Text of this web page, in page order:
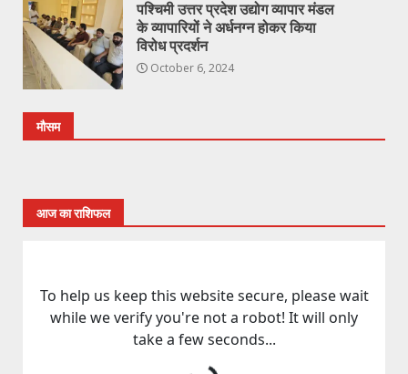
पश्चिमी उत्तर प्रदेश उद्योग व्यापार मंडल
के व्यापारियों ने अर्धनग्न होकर किया
विरोध प्रदर्शन
October 6, 2024
मौसम
आज का राशिफल